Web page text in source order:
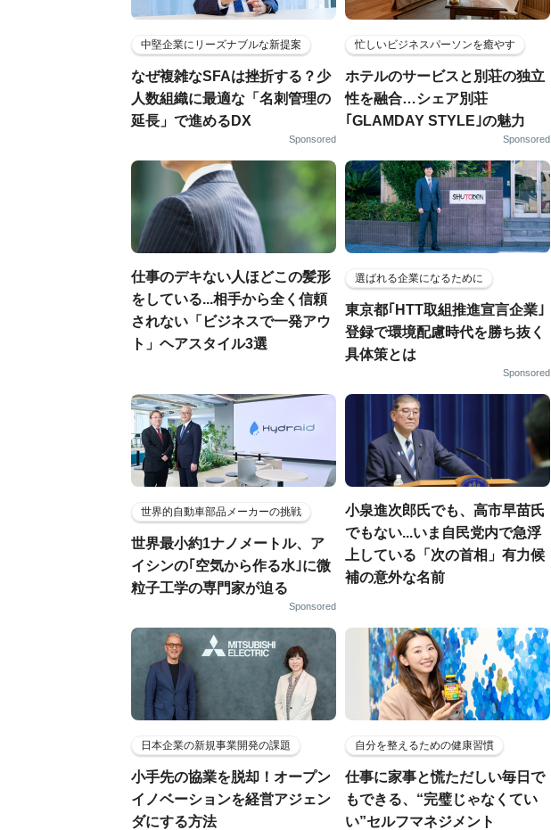
中堅企業にリーズナブルな新提案
なぜ複雑なSFAは挫折する？少
人数組織に最適な「名刺管理の
延長」で進めるDX
Sponsored
忙しいビジネスパーソンを癒やす
ホテルのサービスと別荘の独立
性を融合…シェア別荘
｢GLAMDAY STYLE｣の魅力
Sponsored
仕事のデキない人ほどこの髪形
をしている...相手から全く信頼
されない「ビジネスで一発アウ
ト」ヘアスタイル3選
選ばれる企業になるために
東京都｢HTT取組推進宣言企業｣
登録で環境配慮時代を勝ち抜く
具体策とは
Sponsored
世界的自動車部品メーカーの挑戦
世界最小約1ナノメートル、ア
イシンの｢空気から作る水｣に微
粒子工学の専門家が迫る
Sponsored
小泉進次郎氏でも、高市早苗氏
でもない...いま自民党内で急浮
上している「次の首相」有力候
補の意外な名前
日本企業の新規事業開発の課題
小手先の協業を脱却！オープン
イノベーションを経営アジェン
ダにする方法
自分を整えるための健康習慣
仕事に家事と慌ただしい毎日で
もできる、“完璧じゃなくてい
い”セルフマネジメント